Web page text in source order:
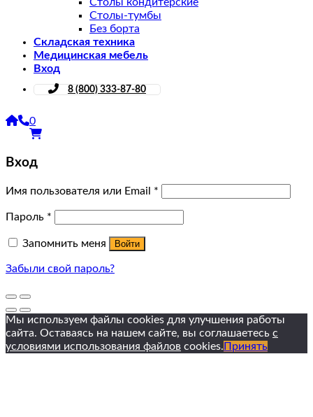
Столы кондитерские
Столы-тумбы
Без борта
Складская техника
Медицинская мебель
Вход
8 (800) 333-87-80
0
Вход
Имя пользователя или Email *
Пароль *
Запомнить меня Войти
Забыли свой пароль?
Мы используем файлы cookies для улучшения работы
сайта. Оставаясь на нашем сайте, вы соглашаетесь с
условиями использования файлов cookies. Принять